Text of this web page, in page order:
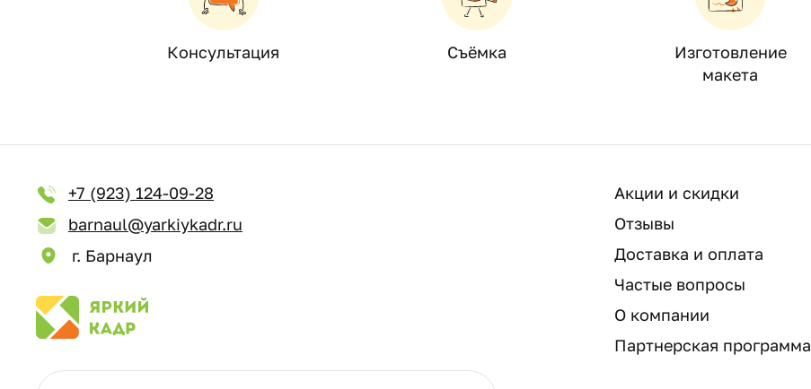
Консультация Съёмка
Изготовление
макета
+7 (923) 124-09-28
barnaul@yarkiykadr.ru
г. Барнаул
Акции и скидки
Отзывы
Доставка и оплата
Частые вопросы
О компании
Партнерская программа